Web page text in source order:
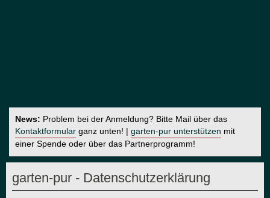
News: Problem bei der Anmeldung? Bitte Mail über das
Kontaktformular ganz unten! | garten-pur unterstützen mit
einer Spende oder über das Partnerprogramm!
garten-pur - Datenschutzerklärung